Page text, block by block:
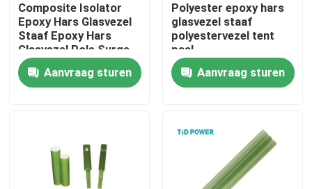
Thuis
Video's
Composite Isolator
Epoxy Hars Glasvezel
Staaf Epoxy Hars
Glasvezel Pole Surge
Arrester
Aanvraag sturen
Polyester epoxy hars
glasvezel staaf
polyestervezel tent
paal
Aanvraag sturen